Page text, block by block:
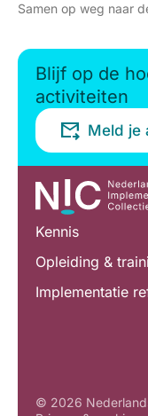
Samen op weg naar
Blijf op de
activiteiten
Meld je
Kennis
Opleiding &
Implementatie
© 2026